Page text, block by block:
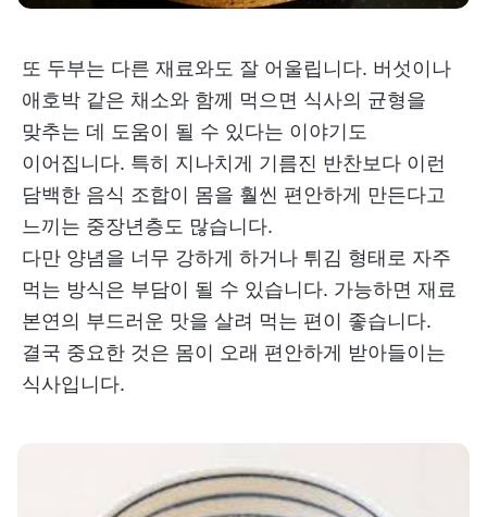
또 두부는 다른 재료와도 잘 어울립니다. 버섯이나
애호박 같은 채소와 함께 먹으면 식사의 균형을
맞추는 데 도움이 될 수 있다는 이야기도
이어집니다. 특히 지나치게 기름진 반찬보다 이런
담백한 음식 조합이 몸을 훨씬 편안하게 만든다고
느끼는 중장년층도 많습니다.
다만 양념을 너무 강하게 하거나 튀김 형태로 자주
먹는 방식은 부담이 될 수 있습니다. 가능하면 재료
본연의 부드러운 맛을 살려 먹는 편이 좋습니다.
결국 중요한 것은 몸이 오래 편안하게 받아들이는
식사입니다.